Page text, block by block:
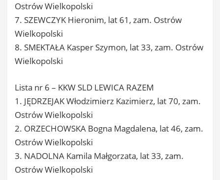
Ostrów Wielkopolski
7. SZEWCZYK Hieronim, lat 61, zam. Ostrów
Wielkopolski
8. SMEKTAŁA Kasper Szymon, lat 33, zam. Ostrów
Wielkopolski
Lista nr 6 – KKW SLD LEWICA RAZEM
1. JĘDRZEJAK Włodzimierz Kazimierz, lat 70, zam.
Ostrów Wielkopolski
2. ORZECHOWSKA Bogna Magdalena, lat 46, zam.
Ostrów Wielkopolski
3. NADOLNA Kamila Małgorzata, lat 33, zam.
Ostrów Wielkopolski